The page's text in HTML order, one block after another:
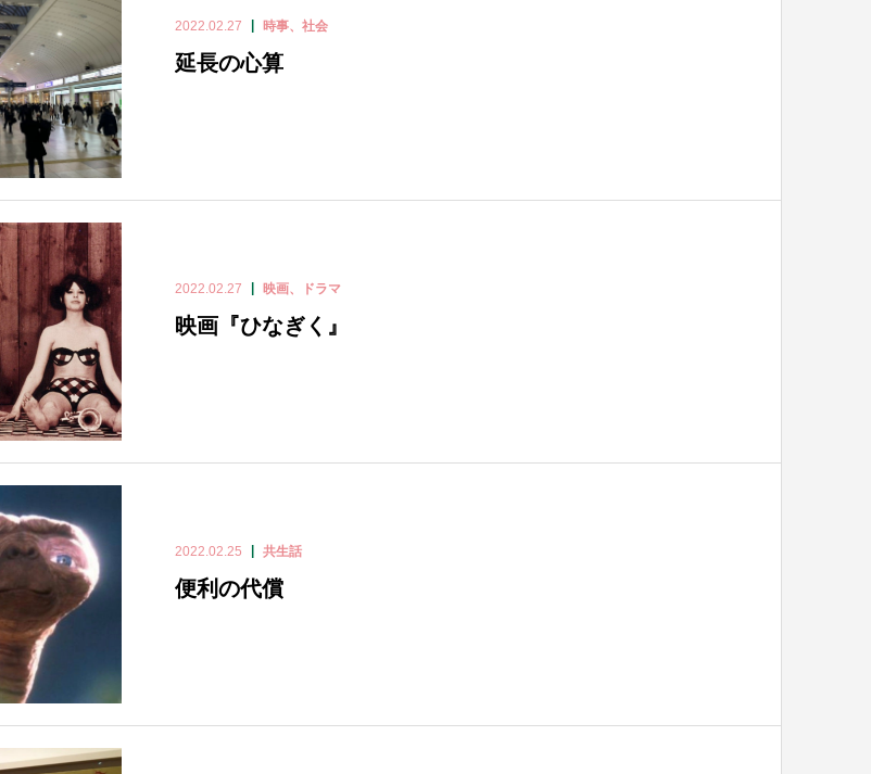
2022.02.27 時事、社会
延長の心算
2022.02.27 映画、ドラマ
映画『ひなぎく』
2022.02.25 共生話
便利の代償